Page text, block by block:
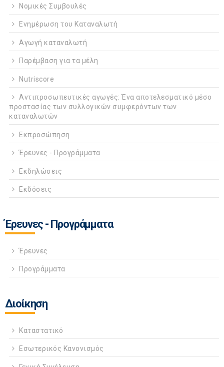
Νομικές Συμβουλές
Ενημέρωση του Καταναλωτή
Αγωγή καταναλωτή
Παρέμβαση για τα μέλη
Nutriscore
Αντιπροσωπευτικές αγωγές: Ένα αποτελεσματικό μέσο
προστασίας των συλλογικών συμφερόντων των
καταναλωτών
Εκπροσώπηση
Έρευνες - Προγράμματα
Εκδηλώσεις
Εκδόσεις
Έρευνες - Προγράμματα
Έρευνες
Προγράμματα
Διοίκηση
Καταστατικό
Εσωτερικός Κανονισμός